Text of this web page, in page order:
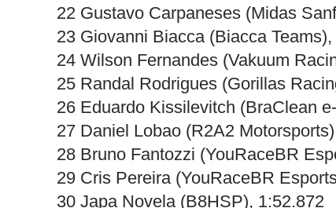
22 Gustavo Carpaneses (Midas
23 Giovanni Biacca (Biacca
24 Wilson Fernandes (Vakuum
25 Randal Rodrigues (Gorillas
26 Eduardo Kissilevitch (BraClean
27 Daniel Lobao (R2A2
28 Bruno Fantozzi (YouRaceBR
29 Cris Pereira (YouRaceBR
30 Japa Novela (B8HSP), 1:52.872